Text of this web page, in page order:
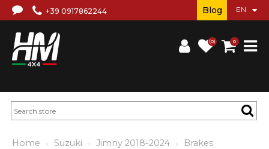
+39 0917862244
(0) 0
Blog
Home Suzuki Jimny 2018-2024 Brakes